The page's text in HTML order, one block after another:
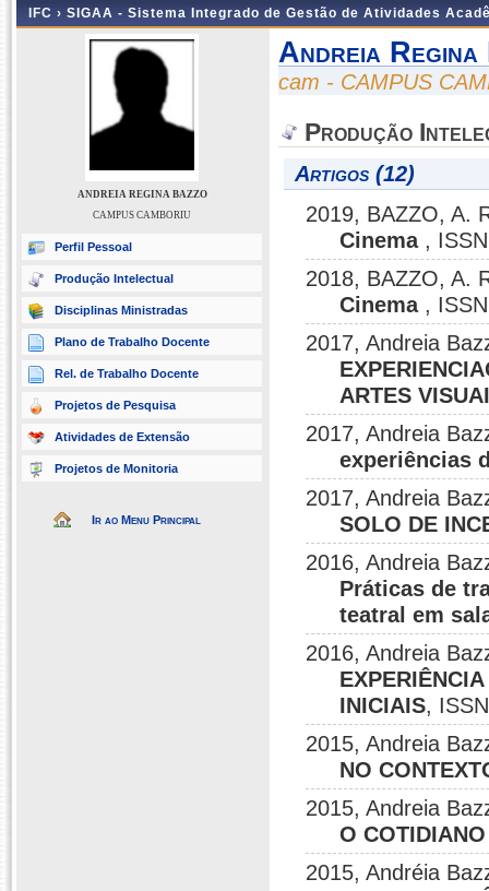
IFC › SIGAA - Sistema Integrado de Gestão de Atividades
ANDREIA REGINA BAZZO
CAMPUS CAMBORIU
Perfil Pessoal
Produção Intelectual
Disciplinas Ministradas
Plano de Trabalho Docente
Rel. de Trabalho Docente
Projetos de Pesquisa
Atividades de Extensão
Projetos de Monitoria
Ir ao Menu Principal
Andreia Regina
cam - CAMPUS
Produção
Artigos (12)
2019, BAZZO, A.
Cinema ,
2018, BAZZO, A.
Cinema ,
2017, Andreia
ARTES
2017, Andreia
experiências
2017, Andreia
SOLO DE
2016, Andreia
Práticas de
teatral em
2016, Andreia
INICIAIS,
2015, Andreia
NO
2015, Andreia
O
2015, Andréia